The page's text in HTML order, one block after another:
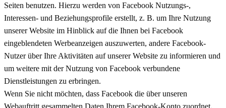
Seiten benutzen. Hierzu werden von Facebook Nutzungs-,
Interessen- und Beziehungsprofile erstellt, z. B. um Ihre Nutzung
unserer Website im Hinblick auf die Ihnen bei Facebook
eingeblendeten Werbeanzeigen auszuwerten, andere Facebook-
Nutzer über Ihre Aktivitäten auf unserer Website zu informieren und
um weitere mit der Nutzung von Facebook verbundene
Dienstleistungen zu erbringen.
Wenn Sie nicht möchten, dass Facebook die über unseren
Webauftritt gesammelten Daten Ihrem Facebook-Konto zuordnet,